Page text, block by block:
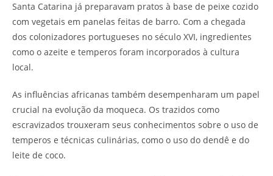
Santa Catarina já preparavam pratos à base de peixe cozido
com vegetais em panelas feitas de barro. Com a chegada
dos colonizadores portugueses no século XVI, ingredientes
como o azeite e temperos foram incorporados à cultura
local.
As influências africanas também desempenharam um papel
crucial na evolução da moqueca. Os trazidos como
escravizados trouxeram seus conhecimentos sobre o uso de
temperos e técnicas culinárias, como o uso do dendê e do
leite de coco.